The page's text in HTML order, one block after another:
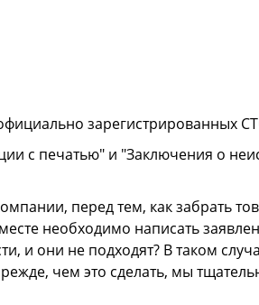
зарегистрированных
с печатью" и "Заключения о
перед тем, как забрать
необходимо написать
и они не подходят? В таком
чем это сделать, мы